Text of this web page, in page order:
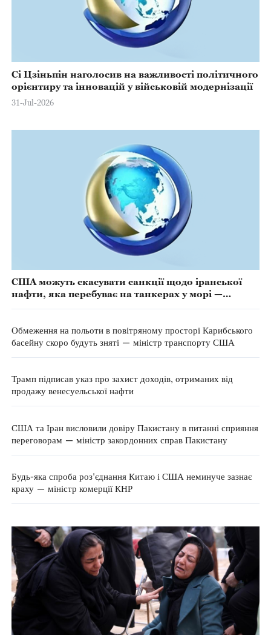
Сі Цзіньпін наголосив на важливості політичного
орієнтиру та інновацій у військовій модернізації
31-Jul-2026
США можуть скасувати санкції щодо іранської
нафти, яка перебуває на танкерах у морі —
Обмеження на польоти в повітряному просторі Карибського
басейну скоро будуть зняті — міністр транспорту США
Трамп підписав указ про захист доходів, отриманих від
продажу венесуельської нафти
США та Іран висловили довіру Пакистану в питанні сприяння
переговорам — міністр закордонних справ Пакистану
Будь-яка спроба роз'єднання Китаю і США неминуче зазнає
краху — міністр комерції КНР